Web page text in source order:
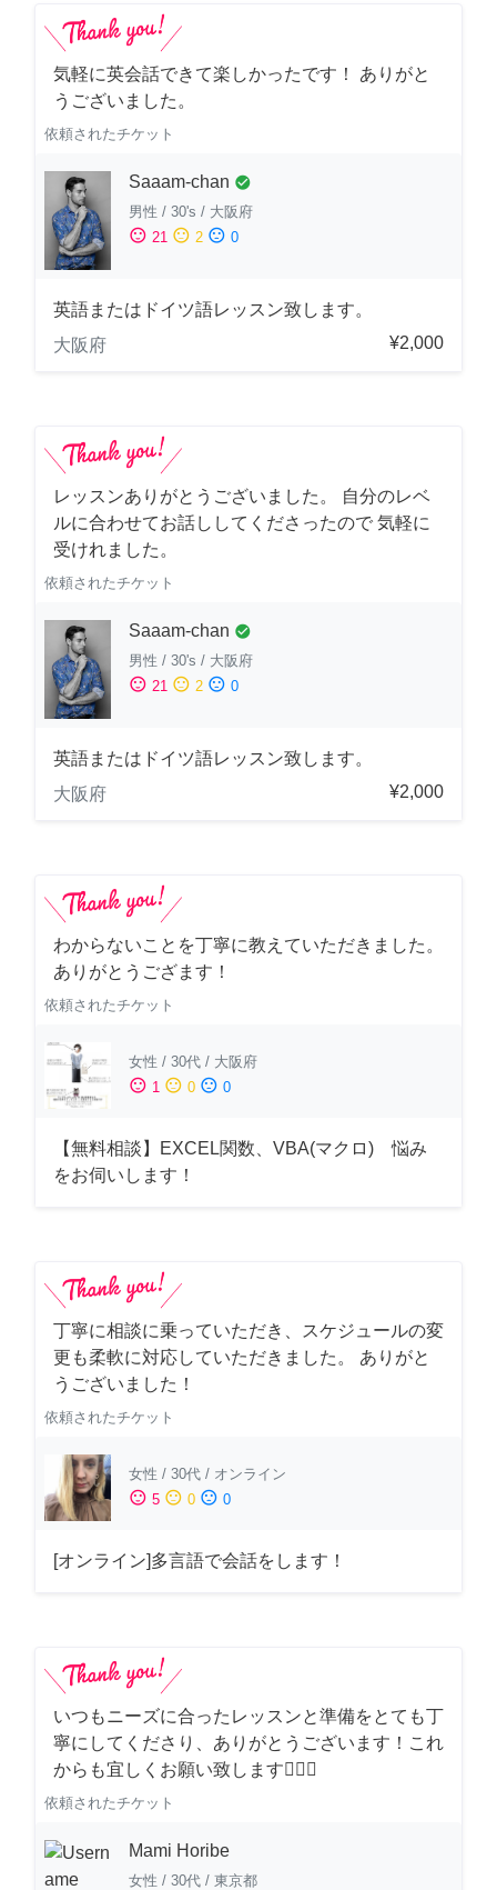
気軽に英会話できて楽しかったです！ ありがと
うございました。
依頼されたチケット
Saaam-chan check_circle
男性 / 30's / 大阪府
sentiment_satisfied 21 sentiment_neutral 2 sentiment_dissatisfied 0
英語またはドイツ語レッスン致します。
大阪府
¥2,000
レッスンありがとうございました。 自分のレベ
ルに合わせてお話ししてくださったので 気軽に
受けれました。
依頼されたチケット
Saaam-chan check_circle
男性 / 30's / 大阪府
sentiment_satisfied 21 sentiment_neutral 2 sentiment_dissatisfied 0
英語またはドイツ語レッスン致します。
大阪府
¥2,000
わからないことを丁寧に教えていただきました。
ありがとうござます！
依頼されたチケット
女性 / 30代 / 大阪府
sentiment_satisfied 1 sentiment_neutral 0 sentiment_dissatisfied 0
【無料相談】EXCEL関数、VBA(マクロ) 悩み
をお伺いします！
丁寧に相談に乗っていただき、スケジュールの変
更も柔軟に対応していただきました。 ありがと
うございました！
依頼されたチケット
女性 / 30代 / オンライン
sentiment_satisfied 5 sentiment_neutral 0 sentiment_dissatisfied 0
[オンライン]多言語で会話をします！
いつもニーズに合ったレッスンと準備をとても丁
寧にしてくださり、ありがとうございます！これ
からも宜しくお願い致します🙇‍♀️✨
依頼されたチケット
Mami Horibe
女性 / 30代 / 東京都